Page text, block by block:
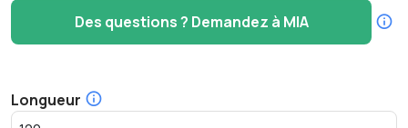
Des questions ? Demandez à MIA
Longueur